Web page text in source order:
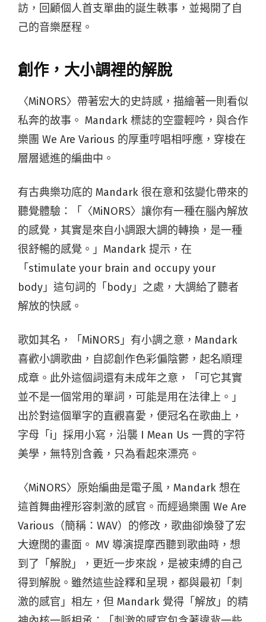
訪，回顧個人首支單曲的誕生軼事，並揭開了自
己的音樂歷程。
創作，大小調裡的解脫
〈MiNORS〉帶著宏大的史詩感，描繪著一則看似
私奔的故事。 Mandark 標誌的空靈輕吟，與合作
樂團 We Are Various 的厚重哼唱相呼應，穿梭在
層層遞進的編曲中。
有古典樂功底的 Mandark 很在意和弦變化帶來的
聽覺體驗：「〈MiNORS〉讓你有一種在腦內解放
的感覺，其實是來自小調跟大調的轉換，是一種
很舒暢的感覺。」Mandark 提示，在
「stimulate your brain and occupy your
body」這句詞的「body」之處，大調給了聽者
解放的快感。
歌如其名，「MiNORS」有小調之意，Mandark
喜歡小調歌曲，自認創作色彩偏陰鬱，起名順理
成章。此外這個詞還有未成年之意，「可它其實
並不是一個常用的單詞，可能是用在法律上。」
出於對這個單字的直觀喜愛，便冠名在歌曲上，
字母「i」採用小寫，沿襲 I Mean Us 一貫的字符
美學，無特別含義，只為看起來漂亮。
〈MiNORS〉原始編曲是電子風，Mandark 想在
這首舞曲裡形容刺激的感官。而經過樂團 We Are
Various（簡稱：WAV）的修改，歌曲卻煥發了宏
大遼闊的畫面。 MV 導演提摩西聽到歌曲時，想
到了「解脫」，更近一步來說，是被束縛的自己
得到解脫。雖然這些詮釋和呈現，都與最初「刺
激的感官」相左，但 Mandark 覺得「解放」的精